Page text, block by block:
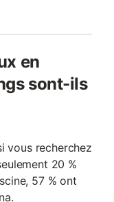
en
sont-ils
vous recherchez
20 %
57 % ont